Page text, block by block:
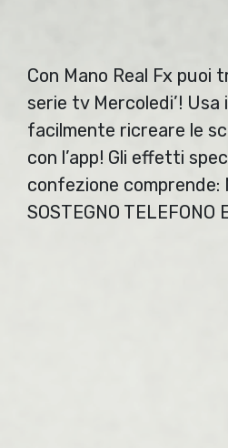
Con Mano Real Fx
serie tv Mercoledi’!
facilmente ricreare le
con l’app! Gli effetti
confezione comprende:
SOSTEGNO TELEFONO